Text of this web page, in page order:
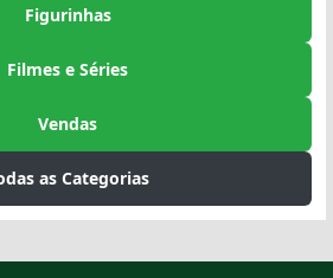
Figurinhas
Filmes e Séries
Vendas
as Categorias